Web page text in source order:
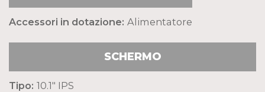
Accessori in dotazione: Alimentatore
SCHERMO
Tipo: 10.1" IPS